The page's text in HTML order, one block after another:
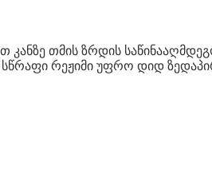
თმის ზრდის
რეჟიმი უფრო დიდ